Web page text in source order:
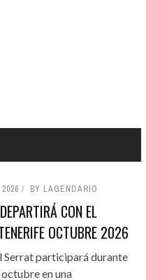
BY LAGENDARIO
CON EL
OCTUBRE 2026
Serrat participará durante
en una